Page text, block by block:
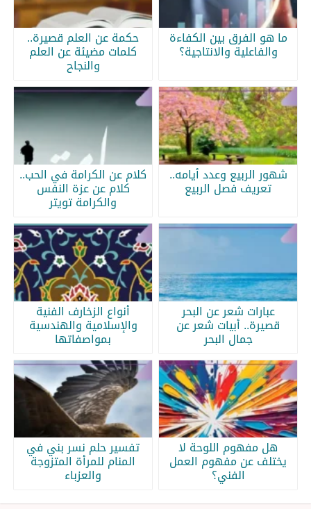
ما هو الفرق بين الكفاءة
والفاعلية والانتاجية؟
حكمة عن العلم قصيرة..
كلمات مضيئة عن العلم
والنجاح
شهور الربيع وعدد أيامه..
تعريف فصل الربيع
كلام عن الكرامة في الحب..
كلام عن عزة النفس
والكرامة تويتر
عبارات شعر عن البحر
قصيرة.. أبيات شعر عن
جمال البحر
أنواع الزخارف الفنية
والإسلامية والهندسية
بمواصفاتها
هل مفهوم اللوحة لا
يختلف عن مفهوم العمل
الفني؟
تفسير حلم نسر بني في
المنام للمرأة المتزوجة
والعزباء